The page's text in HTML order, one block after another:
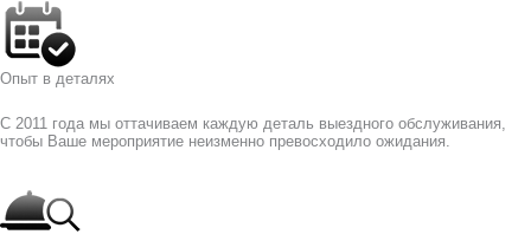
Опыт в деталях
С 2011 года мы оттачиваем каждую деталь выездного обслуживания,
чтобы Ваше мероприятие неизменно превосходило ожидания.